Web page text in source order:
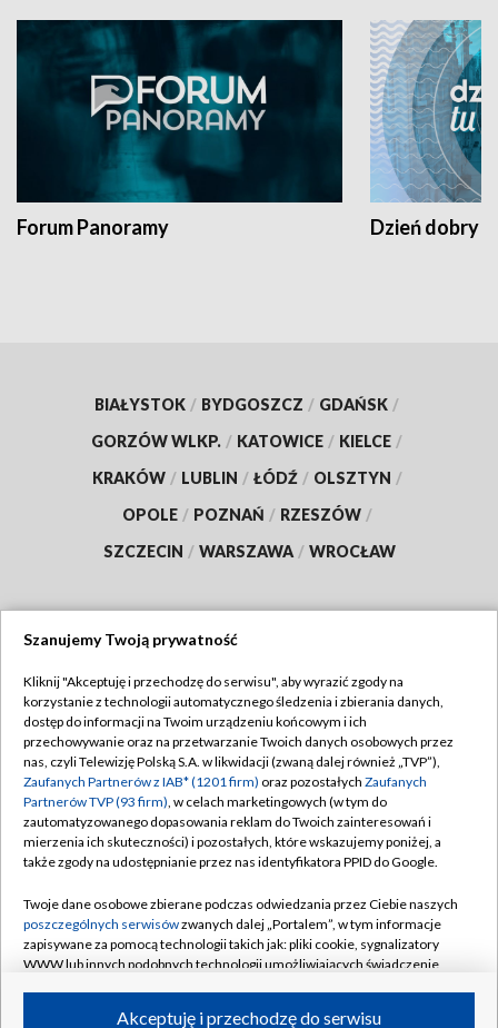
Forum Panoramy Dzień dobry
BIAŁYSTOK / BYDGOSZCZ / GDAŃSK /
GORZÓW WLKP. / KATOWICE / KIELCE /
KRAKÓW / LUBLIN / ŁÓDŹ / OLSZTYN /
OPOLE / POZNAŃ / RZESZÓW /
SZCZECIN / WARSZAWA / WROCŁAW
TVP
Abonament TVP
Emisja w TVP
Centrum informacji TVP
Naziemna Telewizja Cyfrowa
Rada Programowa
System NOS
Informacje o nadawcy
Regulamin TVP
Polityka prywatności
Moje zgody
Pomoc
Kontakt
Kanały
Szanujemy Twoją prywatność
Kliknij "Akceptuję i przechodzę do serwisu", aby wyrazić zgody na
korzystanie z technologii automatycznego śledzenia i zbierania danych,
dostęp do informacji na Twoim urządzeniu końcowym i ich
przechowywanie oraz na przetwarzanie Twoich danych osobowych przez
nas, czyli Telewizję Polską S.A. w likwidacji (zwaną dalej również „TVP”),
Zaufanych Partnerów z IAB* (1201 firm) oraz pozostałych Zaufanych
Partnerów TVP (93 firm), w celach marketingowych (w tym do
zautomatyzowanego dopasowania reklam do Twoich zainteresowań i
mierzenia ich skuteczności) i pozostałych, które wskazujemy poniżej, a
także zgody na udostępnianie przez nas identyfikatora PPID do Google.
Twoje dane osobowe zbierane podczas odwiedzania przez Ciebie naszych
poszczególnych serwisówzwanych dalej „Portalem”, w tym informacje
zapisywane za pomocą technologii takich jak: pliki cookie, sygnalizatory
WWW lub innych podobnych technologii umożliwiających świadczenie
ruchu w Internecie.Akceptuję i przechodzę do serwisu